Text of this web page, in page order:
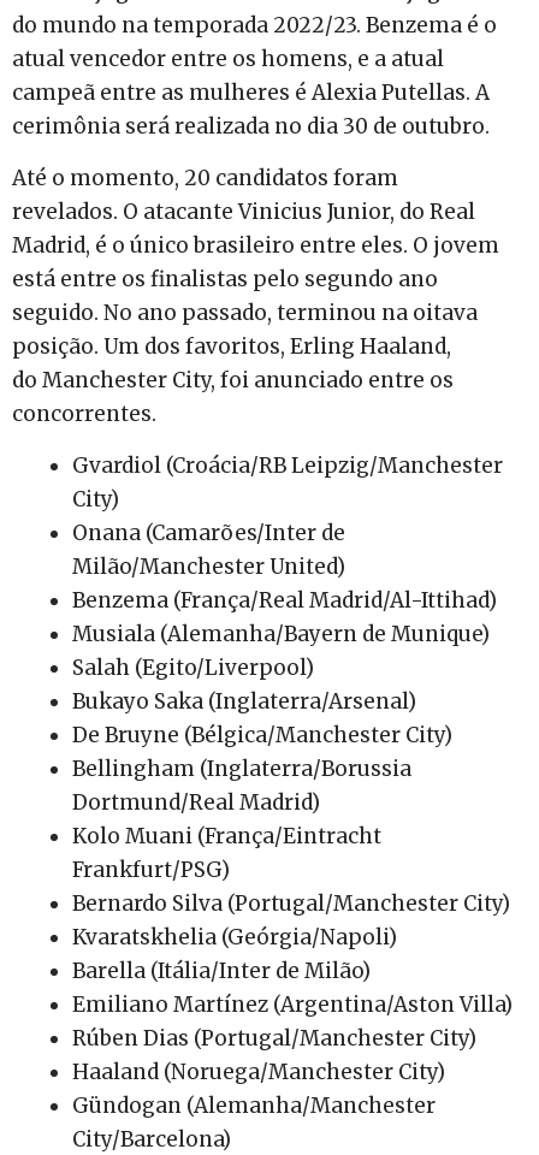
do mundo na temporada 2022/23. Benzema é o
atual vencedor entre os homens, e a atual
campeã entre as mulheres é Alexia Putellas.A
cerimônia será realizada no dia 30 de outubro.
Até o momento, 20 candidatos foram
revelados. O atacante Vinicius Junior, do Real
Madrid, é o único brasileiro entre eles. O jovem
está entre os finalistas pelo segundo ano
seguido. No ano passado, terminou na oitava
posição. Um dos favoritos, Erling Haaland,
do Manchester City, foi anunciado entre os
concorrentes.
Gvardiol (Croácia/RB Leipzig/Manchester
City)
Onana (Camarões/Inter de
Milão/Manchester United)
Benzema (França/Real Madrid/Al-Ittihad)
Musiala (Alemanha/Bayern de Munique)
Salah (Egito/Liverpool)
Bukayo Saka (Inglaterra/Arsenal)
De Bruyne (Bélgica/Manchester City)
Bellingham (Inglaterra/Borussia
Dortmund/Real Madrid)
Kolo Muani (França/Eintracht
Frankfurt/PSG)
Bernardo Silva (Portugal/Manchester City)
Kvaratskhelia (Geórgia/Napoli)
Barella (Itália/Inter de Milão)
Emiliano Martínez (Argentina/Aston Villa)
Rúben Dias (Portugal/Manchester City)
Haaland (Noruega/Manchester City)
Gündogan (Alemanha/Manchester
City/Barcelona)